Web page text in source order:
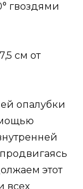
гвоздями
см от
опалубки
этот
всех